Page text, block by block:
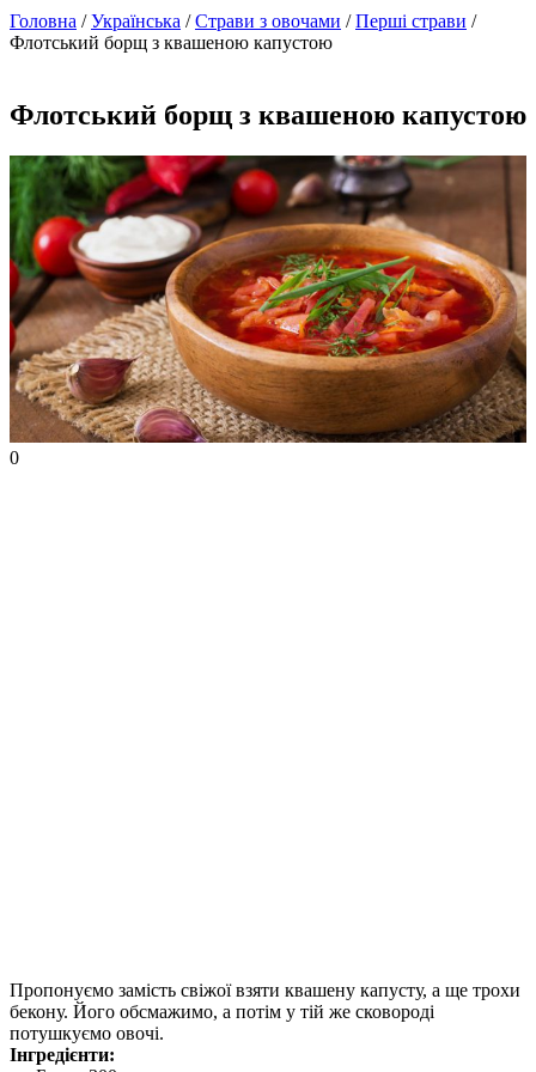
Головна /Українська /Страви з овочами /Перші страви /
Флотський борщ з квашеною капустою
Флотський борщ з квашеною капустою
0
Пропонуємо замість свіжої взяти квашену капусту, а ще трохи
бекону. Його обсмажимо, а потім у тій же сковороді
потушкуємо овочі.
Інгредієнти: